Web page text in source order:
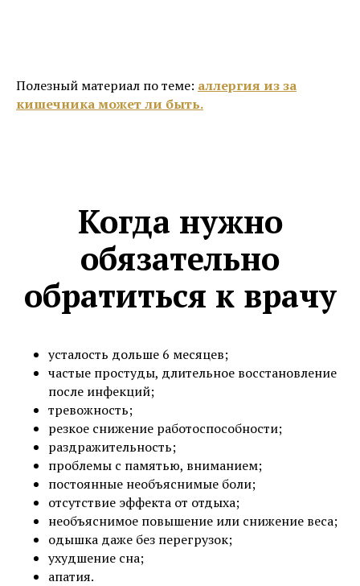
Полезный материал по теме: аллергия из за
кишечника может ли быть.
Когда нужно
обязательно
обратиться к врачу
усталость дольше 6 месяцев;
частые простуды, длительное восстановление
после инфекций;
тревожность;
резкое снижение работоспособности;
раздражительность;
проблемы с памятью, вниманием;
постоянные необъяснимые боли;
отсутствие эффекта от отдыха;
необъяснимое повышение или снижение веса;
одышка даже без перегрузок;
ухудшение сна;
апатия.